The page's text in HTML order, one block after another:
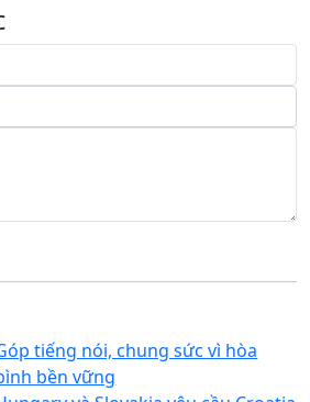
tiếng nói, chung sức vì hòa
bền vững